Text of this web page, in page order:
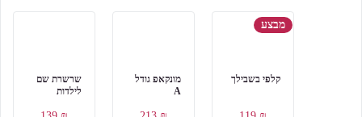
שרשרת שם
לילדות
מונקאפ גודל
A
מבצע
קלפי בשבילך